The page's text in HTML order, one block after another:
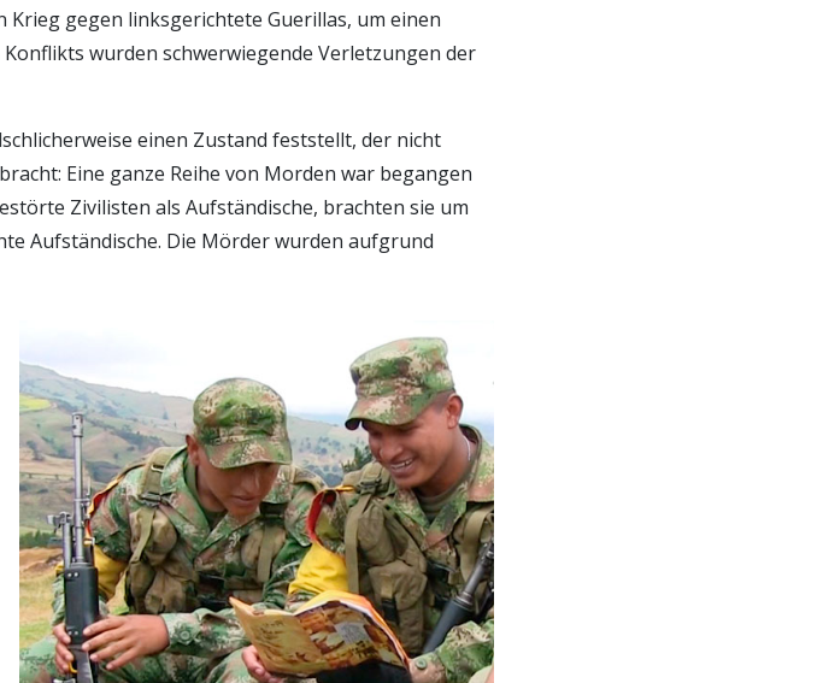
gegen linksgerichtete Guerillas, um einen
wurden schwerwiegende Verletzungen der
einen Zustand feststellt, der nicht
Eine ganze Reihe von Morden war begangen
Zivilisten als Aufständische, brachten sie um
Aufständische. Die Mörder wurden aufgrund